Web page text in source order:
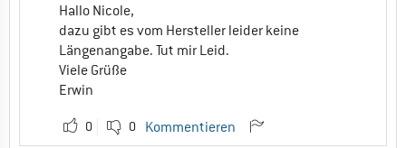
Hallo Nicole,
dazu gibt es vom Hersteller leider keine
Längenangabe. Tut mir Leid.
Viele Grüße
Erwin
0 0 Kommentieren